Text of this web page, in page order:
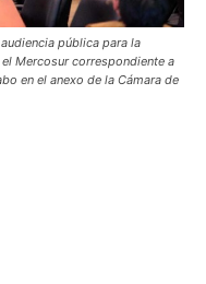
pública para la
Mercosur correspondiente a
en el anexo de la Cámara de